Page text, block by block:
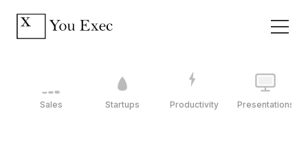
Sales Startups Productivity Presentations